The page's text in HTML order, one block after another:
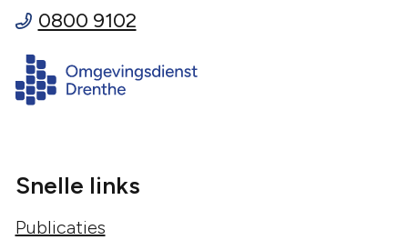
0800 9102
Snelle links
Publicaties